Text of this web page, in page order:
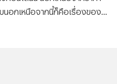
นอกเหนือจากนี้ก็คือเรื่องของ
ทำความเข้าใจ เพราะไม่ว่าจะ
วดหัวไม่น้อยสำหรับใครที่ไม่